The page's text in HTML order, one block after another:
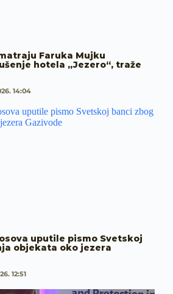
Faruka Mujku
hotela „Jezero“, traže
14:04
uputile pismo Svetskoj
objekata oko jezera
12:51